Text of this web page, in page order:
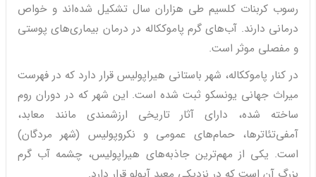
رسوب کربنات کلسیم طی هزاران سال تشکیل شده‌اند و خواص
درمانی دارند. آب‌های گرم پاموککاله در درمان بیماری‌های پوستی
و مفصلی موثر است.
در کنار پاموککاله، شهر باستانی هیراپولیس قرار دارد که در فهرست
میراث جهانی یونسکو ثبت شده است. این شهر که در دوران روم
ساخته شده، دارای آثار تاریخی ارزشمندی مانند معابد،
آمفی‌تئاترها، حمام‌های عمومی و نکروپولیس (شهر مردگان)
است. یکی از مهم‌ترین جاذبه‌های هیراپولیس، چشمه آب گرم